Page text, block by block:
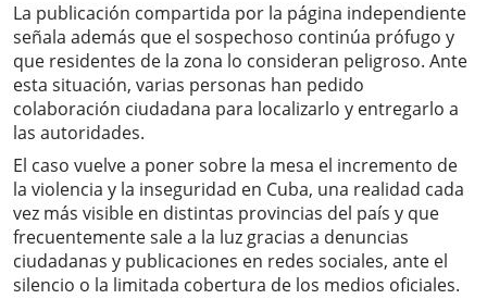
La publicación compartida por la página independiente
señala además que el sospechoso continúa prófugo y
que residentes de la zona lo consideran peligroso. Ante
esta situación, varias personas han pedido
colaboración ciudadana para localizarlo y entregarlo a
las autoridades.
El caso vuelve a poner sobre la mesa el incremento de
la violencia y la inseguridad en Cuba, una realidad cada
vez más visible en distintas provincias del país y que
frecuentemente sale a la luz gracias a denuncias
ciudadanas y publicaciones en redes sociales, ante el
silencio o la limitada cobertura de los medios oficiales.